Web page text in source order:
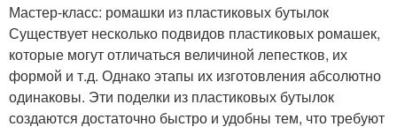
Мастер-класс: ромашки из пластиковых бутылок
Существует несколько подвидов пластиковых ромашек,
которые могут отличаться величиной лепестков, их
формой и т.д. Однако этапы их изготовления абсолютно
одинаковы. Эти поделки из пластиковых бутылок
создаются достаточно быстро и удобны тем, что требуют